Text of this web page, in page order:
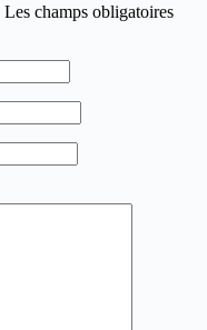
Les champs obligatoires